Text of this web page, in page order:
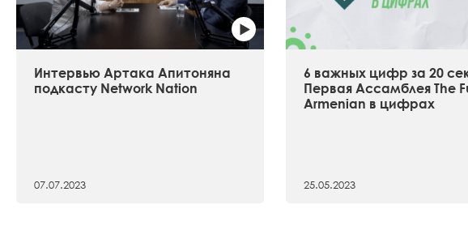
Интервью Артака Апитоняна
подкасту Network Nation
07.07.2023
6 важных цифр за 20
Первая Ассамблея The
Armenian в цифрах
25.05.2023